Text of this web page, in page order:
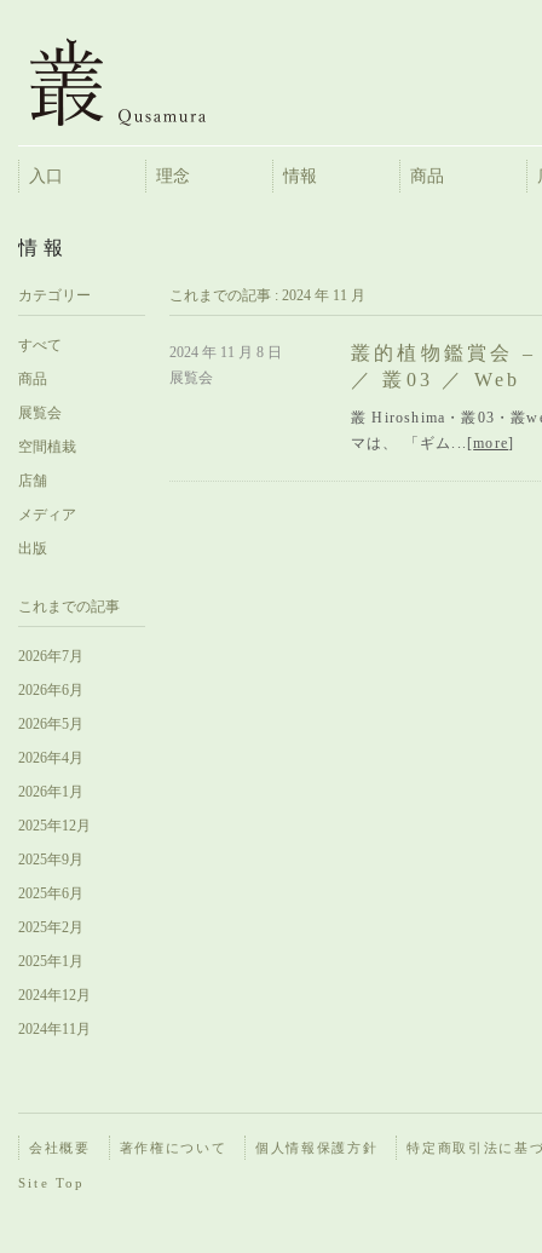
入口 理念 情報 商品
情報
これまでの記事 : 2024 年 11 月
2024 年 11 月 8 日
展覧会
叢的植物鑑賞会
／ 叢03 ／ Web
叢 Hiroshima・叢03・叢
マは、 「ギム...[more]
カテゴリー
すべて
商品
展覧会
空間植栽
店舗
メディア
出版
これまでの記事
2026年7月
2026年6月
2026年5月
2026年4月
2026年1月
2025年12月
2025年9月
2025年6月
2025年2月
2025年1月
2024年12月
2024年11月
会社概要 著作権について 個人情報保護方針 特定商取引法に基
Site Top